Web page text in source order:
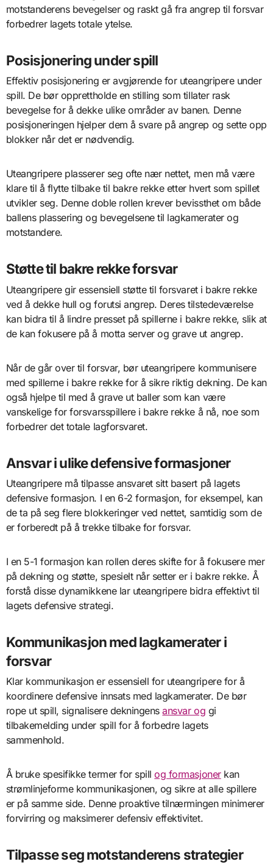
motstanderens bevegelser og raskt gå fra angrep til forsvar
forbedrer lagets totale ytelse.
Posisjonering under spill
Effektiv posisjonering er avgjørende for uteangripere under
spill. De bør opprettholde en stilling som tillater rask
bevegelse for å dekke ulike områder av banen. Denne
posisjoneringen hjelper dem å svare på angrep og sette opp
blokker når det er nødvendig.
Uteangripere plasserer seg ofte nær nettet, men må være
klare til å flytte tilbake til bakre rekke etter hvert som spillet
utvikler seg. Denne doble rollen krever bevissthet om både
ballens plassering og bevegelsene til lagkamerater og
motstandere.
Støtte til bakre rekke forsvar
Uteangripere gir essensiell støtte til forsvaret i bakre rekke
ved å dekke hull og forutsi angrep. Deres tilstedeværelse
kan bidra til å lindre presset på spillerne i bakre rekke, slik at
de kan fokusere på å motta server og grave ut angrep.
Når de går over til forsvar, bør uteangripere kommunisere
med spillerne i bakre rekke for å sikre riktig dekning. De kan
også hjelpe til med å grave ut baller som kan være
vanskelige for forsvarsspillere i bakre rekke å nå, noe som
forbedrer det totale lagforsvaret.
Ansvar i ulike defensive formasjoner
Uteangripere må tilpasse ansvaret sitt basert på lagets
defensive formasjon. I en 6-2 formasjon, for eksempel, kan
de ta på seg flere blokkeringer ved nettet, samtidig som de
er forberedt på å trekke tilbake for forsvar.
I en 5-1 formasjon kan rollen deres skifte for å fokusere mer
på dekning og støtte, spesielt når setter er i bakre rekke. Å
forstå disse dynamikkene lar uteangripere bidra effektivt til
lagets defensive strategi.
Kommunikasjon med lagkamerater i
forsvar
Klar kommunikasjon er essensiell for uteangripere for å
koordinere defensive innsats med lagkamerater. De bør
rope ut spill, signalisere dekningensansvar og gi
tilbakemelding under spill for å forbedre lagets
sammenhold.
Å bruke spesifikke termer for spillog formasjonerkan
strømlinjeforme kommunikasjonen, og sikre at alle spillere
er på samme side. Denne proaktive tilnærmingen minimerer
forvirring og maksimerer defensiv effektivitet.
Tilpasse seg motstanderens strategier